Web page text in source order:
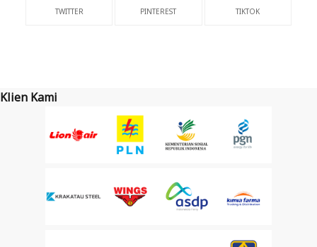
TWITTER PINTEREST TIKTOK
Klien Kami